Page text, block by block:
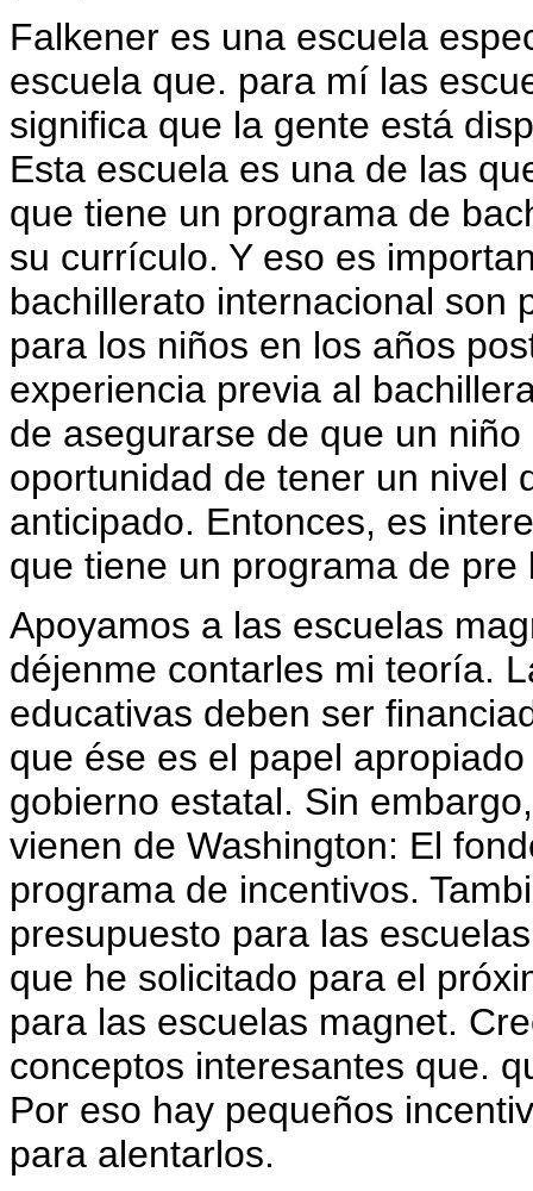
Falkener es una escuela
escuela que. para mí las
significa que la gente está
Esta escuela es una de las
que tiene un programa de
su currículo. Y eso es
bachillerato internacional son
para los niños en los años
experiencia previa al
de asegurarse de que un
oportunidad de tener un nivel
anticipado. Entonces, es
que tiene un programa de
Apoyamos a las escuelas
déjenme contarles mi teoría.
educativas deben ser
que ése es el papel
gobierno estatal. Sin
vienen de Washington: El
programa de incentivos.
presupuesto para las
que he solicitado para el
para las escuelas magnet.
conceptos interesantes que.
Por eso hay pequeños
para alentarlos.